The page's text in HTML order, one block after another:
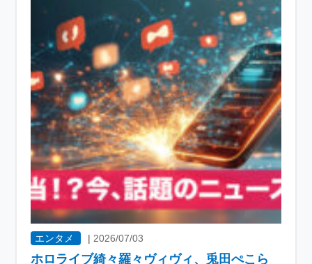
エンタメ | 2026/07/03
ホロライブ綺々羅々ヴィヴィ、兎田ぺこら